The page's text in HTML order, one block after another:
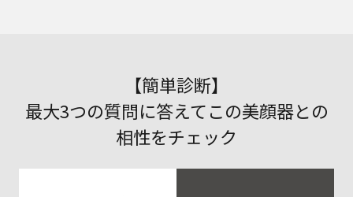
【簡単診断】
最大3つの質問に答えてこの美顔器との
相性をチェック